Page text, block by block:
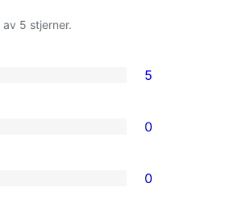
av 5 stjerner.
5
0
0